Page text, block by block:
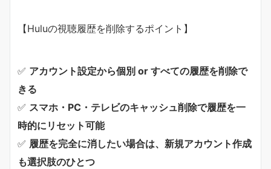
【Huluの視聴履歴を削除するポイント】
✅ アカウント設定から個別 or すべての履歴を削除で
きる
✅ スマホ・PC・テレビのキャッシュ削除で履歴を一
時的にリセット可能
✅ 履歴を完全に消したい場合は、新規アカウント作成
も選択肢のひとつ